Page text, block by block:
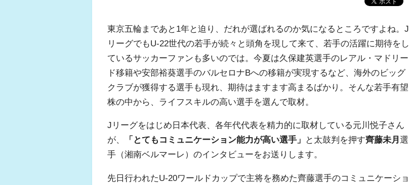
東京五輪まであと1年と迫り、だれが選ばれるのか気になるところですよね。J
リーグでもU-22世代の若手が続々と頭角を現して来て、若手の活躍に期待をし
ているサッカーファンも多いのでは。今夏は久保建英選手のレアル・マドリー
ド移籍や安部裕葵選手のバルセロナBへの移籍が実現するなど、海外のビッグ
クラブが獲得する選手も現れ、期待はますます高まるばかり。そんな若手有望
株の中から、ライフスキルの高い選手を選んで取材。
Jリーグをはじめ日本代表、各年代代表を精力的に取材している元川悦子さん
が、
「とてもコミュニケーション能力が高い選手」 と太鼓判を押す齊藤未月 選
手（湘南ベルマーレ）のインタビューをお送りします。
先日行われたU-20ワールドカップで主将を務めた齊藤選手のコミュニケーショ